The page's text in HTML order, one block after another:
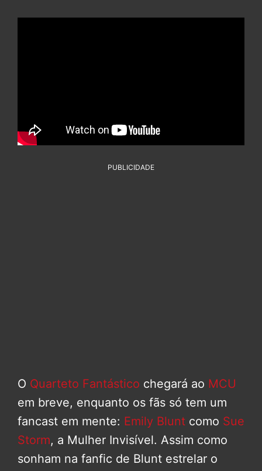
PUBLICIDADE
O Quarteto Fantástico chegará ao MCU
em breve, enquanto os fãs só tem um
fancast em mente: Emily Blunt como Sue
Storm, a Mulher Invisível. Assim como
sonham na fanfic de Blunt estrelar o